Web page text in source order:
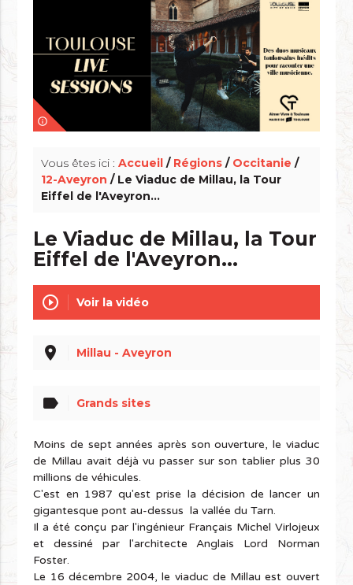
info_outline
Vous êtes ici :Accueil / Régions / Occitanie /
12-Aveyron / Le Viaduc de Millau, la Tour
Eiffel de l'Aveyron...
Le Viaduc de Millau, la Tour
Eiffel de l'Aveyron...
play_circle_outline Voir la vidéo
place Millau - Aveyron
label Grands sites
Moins de sept années après son ouverture, le viaduc
de Millau avait déjà vu passer sur son tablier plus 30
millions de véhicules.
C'est en 1987 qu'est prise la décision de lancer un
gigantesque pont au-dessus la vallée du Tarn.
Il a été conçu par l'ingénieur Français Michel Virlojeux
et dessiné par l'architecte Anglais Lord Norman
Foster.
Le 16 décembre 2004, le viaduc de Millau est ouvert